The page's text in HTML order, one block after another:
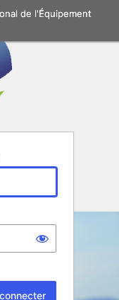
de l'Équipement